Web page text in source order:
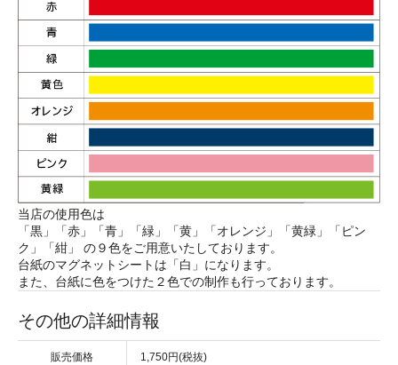
当店の使用色は
「黒」「赤」「青」「緑」「黄」「オレンジ」「黄緑」「ピン
ク」「紺」 の９色をご用意いたしております。
台紙のマグネットシートは「白」になります。
また、台紙に色をつけた２色での制作も行っております。
その他の詳細情報
販売価格 1,750円(税抜)